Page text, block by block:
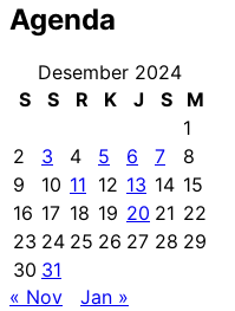
Agenda
Desember 2024
S
S R K J S
M
1
2
3 4 5 6 7
8
9
10 11 12 13 14 15
16 17 18 19 20 21 22
23 24 25 26 27 28 29
30 31
« Nov
Jan »